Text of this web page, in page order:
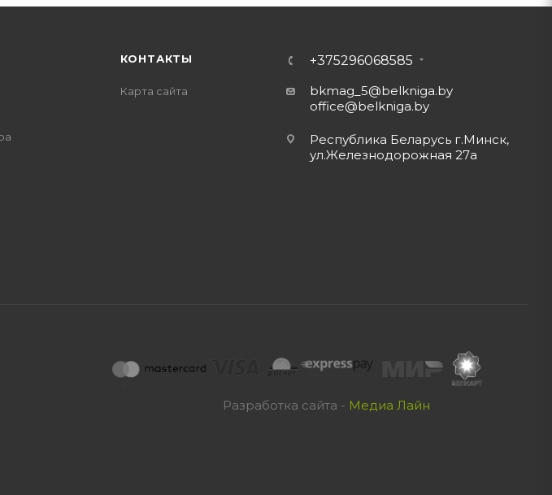
КОНТАКТЫ
Карта сайта
+375296068585
bkmag_5@belkniga.by
office@belkniga.by
Республика Беларусь г.Минск,
ул.Железнодорожная 27а
Разработка сайта - Медиа Лайн